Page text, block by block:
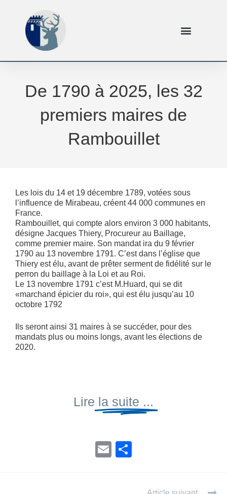
De 1790 à 2025, les 32
premiers maires de
Rambouillet
Les lois du 14 et 19 décembre 1789, votées sous
l’influence de Mirabeau, créent 44 000 communes en
France.
Rambouillet, qui compte alors environ 3 000 habitants,
désigne Jacques Thiery, Procureur au Baillage,
comme premier maire. Son mandat ira du 9 février
1790 au 13 novembre 1791. C’est dans l’église que
Thiery est élu, avant de prêter serment de fidélité sur le
perron du baillage à la Loi et au Roi.
Le 13 novembre 1791 c’est M.Huard, qui se dit
«marchand épicier du roi», qui est élu jusqu’au 10
octobre 1792
Ils seront ainsi 31 maires à se succéder, pour des
mandats plus ou moins longs, avant les élections de
2020.
Lire la suite ...
E